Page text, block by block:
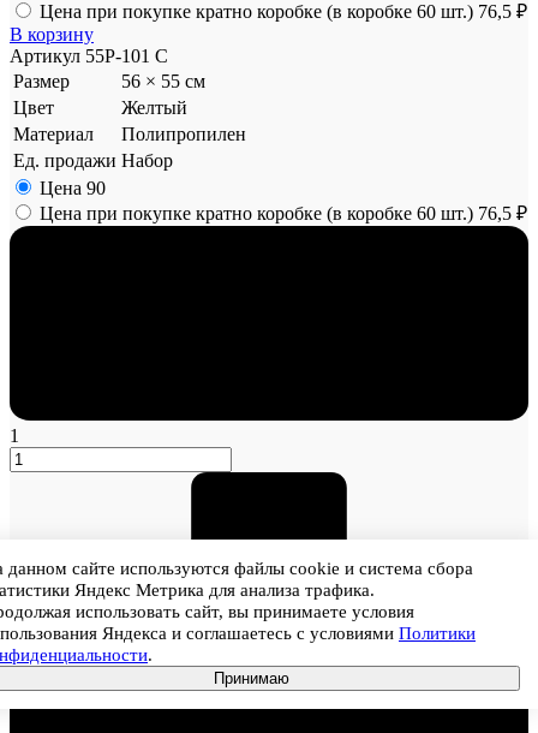
Цена при покупке кратно коробке (в коробке 60 шт.) 76,5 ₽
В корзину
Артикул 55P-101 C
Размер
56 × 55 см
Цвет
Желтый
Материал
Полипропилен
Ед. продажи Набор
Цена 90
Цена при покупке кратно коробке (в коробке 60 шт.) 76,5 ₽
1
данном сайте используются файлы cookie и система сбора
Яндекс Метрика для анализа трафика.
использовать сайт, вы принимаете условия
Яндекса и соглашаетесь с условиями Политики
.
Принимаю